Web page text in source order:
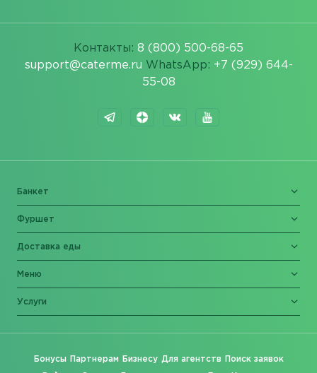
Контакты: 8 (800) 500-68-65
support@caterme.ru WhatsApp: +7 (929) 644-
55-08
Банкет
Фуршет
Доставка еды
Меню
Услуги
Бонусы Партнерам Бизнесу Для агентств Поиск заявок